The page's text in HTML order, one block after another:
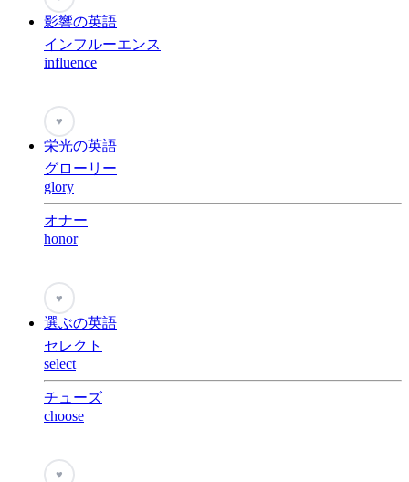
影響の英語
インフルーエンス
influence
♥
栄光の英語
グローリー
glory
オナー
honor
♥
選ぶの英語
セレクト
select
チューズ
choose
♥